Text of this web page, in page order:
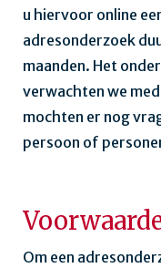
u hiervoor online
adresonderzoek
maanden. Het
verwachten we
mochten er nog
persoon of
Om een